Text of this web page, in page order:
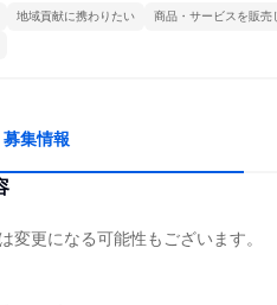
地域貢献に携わりたい 商品・サービスを販売
募集情報
変更になる可能性もございます。